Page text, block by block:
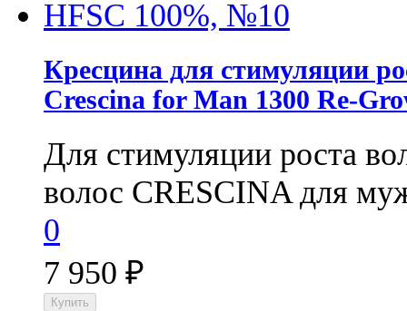
Кресцина для стимуляции
Crescina for Man 1300 Re-
Для стимуляции роста
волос CRESCINA для
0
7 950 ₽